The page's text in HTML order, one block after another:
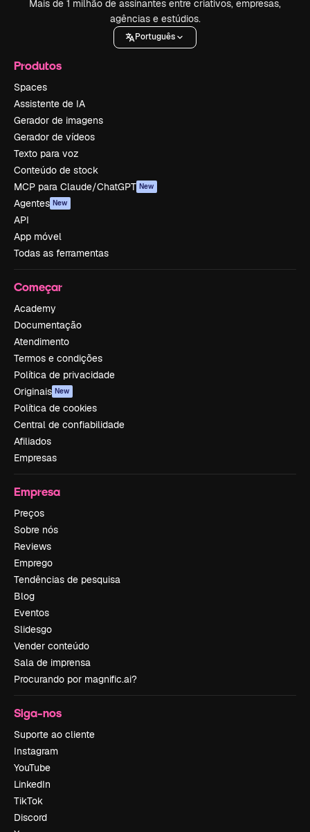
Mais de 1 milhão de assinantes entre criativos, empresas,
agências e estúdios.
Português
Produtos
Spaces
Assistente de IA
Gerador de imagens
Gerador de vídeos
Texto para voz
Conteúdo de stock
MCP para Claude/ChatGPT New
Agentes New
API
App móvel
Todas as ferramentas
Começar
Academy
Documentação
Atendimento
Termos e condições
Política de privacidade
Originais New
Política de cookies
Central de confiabilidade
Afiliados
Empresas
Empresa
Preços
Sobre nós
Reviews
Emprego
Tendências de pesquisa
Blog
Eventos
Slidesgo
Vender conteúdo
Sala de imprensa
Procurando por magnific.ai?
Siga-nos
Suporte ao cliente
Instagram
YouTube
LinkedIn
TikTok
Discord